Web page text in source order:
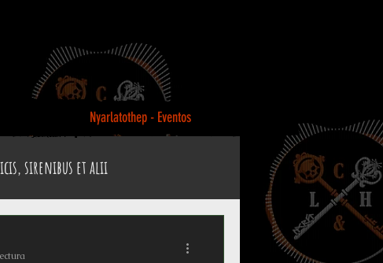
Nyarlatothep - Eventos
sirenibus et alii